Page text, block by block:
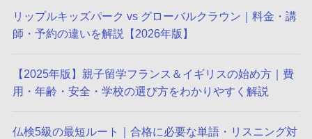
リップルキッズパーク vs グローバルクラウン｜料金・講
師・予約の違いを解説【2026年版】
【2025年版】親子留学フランス＆イギリスの始め方｜費
用・年齢・安全・学校の選び方をわかりやすく解説
仏検5級の最短ルート｜合格に必要な単語・リスニング対